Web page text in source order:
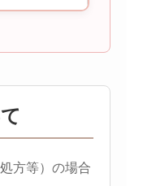
方等）の場合